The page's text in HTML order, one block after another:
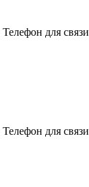
Телефон для связи
Телефон для связи